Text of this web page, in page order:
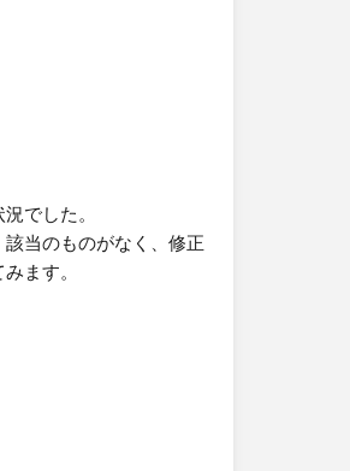
でした。
当のものがなく、修正
ます。